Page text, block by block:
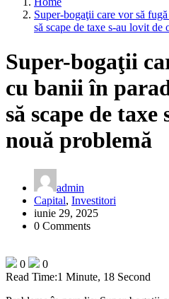
Super-bogaţii care vor să
să scape de taxe s-au lovit de
Super-bogaţii
cu banii în
să scape de
nouă problemă
admin
Capital, Investitori
iunie 29, 2025
0 Comments
0
0
Read Time:1 Minute, 18 Second